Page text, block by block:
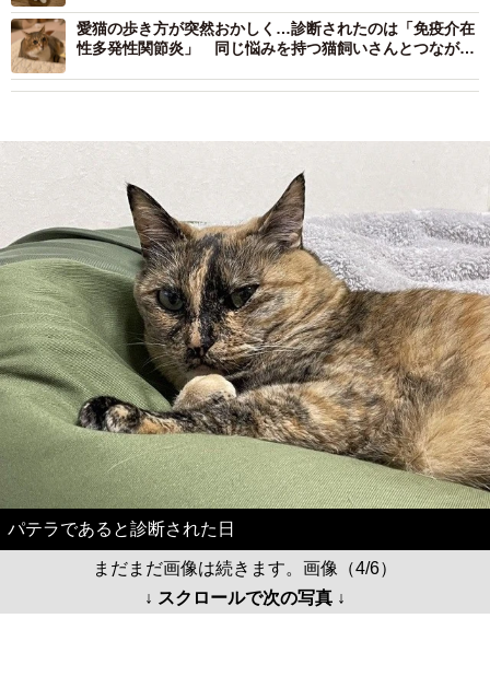
愛猫の歩き方が突然おかしく…診断されたのは「免疫介在
性多発性関節炎」 同じ悩みを持つ猫飼いさんとつながる
パテラであると診断された日
まだまだ画像は続きます。画像（4/6）
↓ スクロールで次の写真 ↓